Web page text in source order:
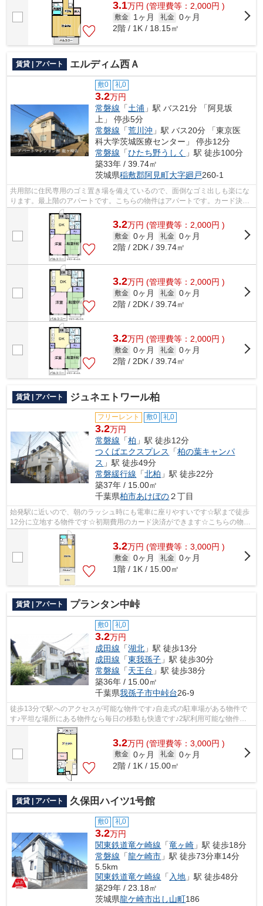
3.1万円 (管理費等：2,000円 )
敷金 1ヶ月 礼金 0ヶ月
2階 / 1K / 18.15㎡
賃貸 | アパート エルディム西Ａ
敷0 礼0
3.2万円
常磐線 「土浦 」駅 バス21分 「阿見坂
上」 停歩5分
常磐線 「荒川沖 」駅 バス20分 「東京医
科大学茨城医療センター」 停歩12分
常磐線 「ひたち野うしく
」駅 徒歩100分
築33年 / 39.74㎡
茨城県稲敷郡阿見町大字廻戸260-1
共用部に住民専用のゴミ置き場を備えているので、面倒なゴミ出しも楽にな
ります。最上階のアパートです。こちらの物件はアパートです。カード決済
であれば、現金が手元になくてもお支...
3.2万円 (管理費等：2,000円 )
敷金 0ヶ月 礼金 0ヶ月
2階 / 2DK / 39.74㎡
3.2万円 (管理費等：2,000円 )
敷金 0ヶ月 礼金 0ヶ月
2階 / 2DK / 39.74㎡
3.2万円 (管理費等：2,000円 )
敷金 0ヶ月 礼金 0ヶ月
2階 / 2DK / 39.74㎡
賃貸 | アパート ジュネエトワール柏
フリーレント 敷0 礼0
3.2万円
常磐線 「柏 」駅 徒歩12分
つくばエクスプレス
「柏の葉キャンパ
ス 」駅 徒歩49分
常磐緩行線 「北柏 」駅 徒歩22分
築37年 / 15.00㎡
千葉県柏市あけぼの２丁目
始発駅に近いので、朝のラッシュ時にも電車に座りやすいです☆駅まで徒歩
12分に立地する物件です☆初期費用のカード決済ができます☆こちらの物件
はアパートです☆アパートマンション館 ...
3.2万円 (管理費等：3,000円 )
敷金 0ヶ月 礼金 0ヶ月
1階 / 1K / 15.00㎡
賃貸 | アパート プランタン中峠
敷0 礼0
3.2万円
成田線 「湖北 」駅 徒歩13分
成田線 「東我孫子 」駅 徒歩30分
常磐線 「天王台 」駅 徒歩38分
築36年 / 15.00㎡
千葉県我孫子市中峠台26‐9
徒歩13分で駅へのアクセスが可能な物件です♪自走式の駐車場がある物件で
す♪平坦な場所にある物件なら毎日の移動も快適です♪2駅利用可能な物件で
移動範囲が広がります♪気になる情報を見...
3.2万円 (管理費等：3,000円 )
敷金 0ヶ月 礼金 0ヶ月
2階 / 1K / 15.00㎡
賃貸 | アパート 久保田ハイツ1号館
敷0 礼0
3.2万円
関東鉄道竜ケ崎線 「竜ヶ崎 」駅 徒歩18分
常磐線 「龍ケ崎市 」駅 徒歩73分車14分
5.5km
関東鉄道竜ケ崎線 「 入地 」駅 徒歩48分
築29年 / 23.18㎡
茨城県龍ケ崎市出し山町186